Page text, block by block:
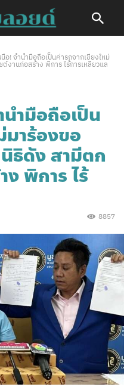
นือ! จำนำมือถือเป็นค่ารถจากเชียงใหม่
งานก่อสร้าง พิการ ไร้การเหลียวแล
นำมือถือเป็น
มาร้องขอ
ธิดัง สามีตก
ง พิการ ไร้
8857